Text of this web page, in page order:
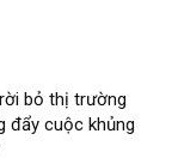
bỏ thị trường
đẩy cuộc khủng